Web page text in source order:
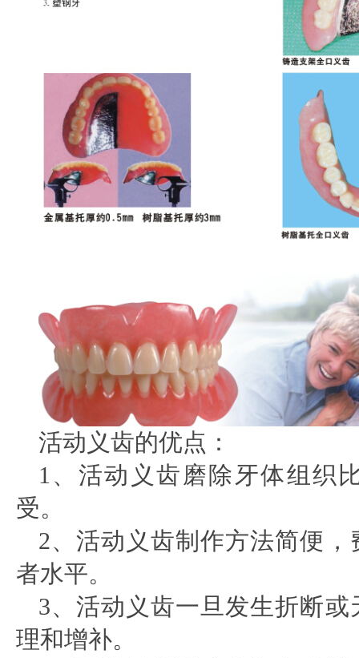
活动义齿的优点：
1、活动义齿磨除牙体组织
受。
2、活动义齿制作方法简便
者水平。
3、活动义齿一旦发生折断
理和增补。